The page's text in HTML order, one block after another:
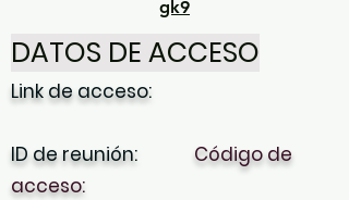
gk9
DATOS DE ACCESO
Link de acceso:
ID de reunión: Código de
acceso: